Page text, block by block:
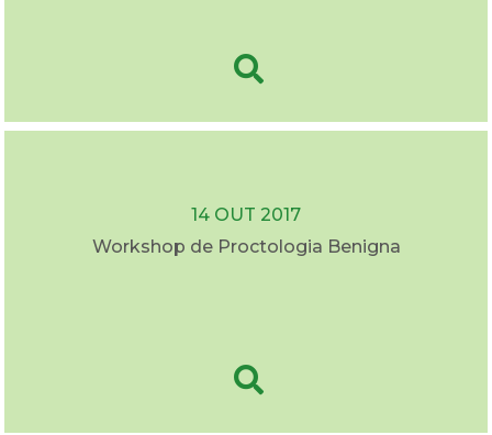
14 OUT 2017
Workshop de Proctologia Benigna